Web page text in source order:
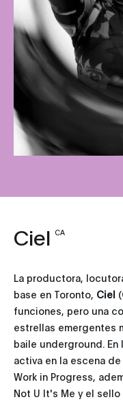
Ciel CA
La productora,
base en Toronto, Ciel
funciones, pero una
estrellas emergentes
baile underground.
activa en la escena
Work in Progress,
Not U It's Me y el